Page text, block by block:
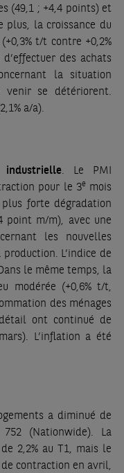
(49,1 ; +4,4 points) et
plus, la croissance du
t/t contre +0,2%
des achats
la situation
venir se détériorent.
a/a).
. Le PMI
pour le 3emois
forte dégradation
point m/m), avec une
les nouvelles
L’indice de
le même temps, la
modérée (+0,6% t/t,
des ménages
ont continué de
L’inflation a été
a diminué de
(Nationwide). La
2,2% au T1, mais le
contraction en avril,